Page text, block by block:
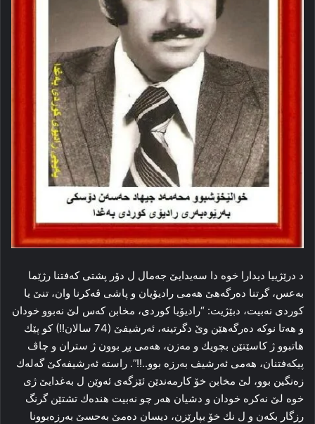
د درێژييا ديدارا خوە دا سه‌يدايێ جه‌مال ل دۆر پشتى كه‌فتنا رژێما
به‌عس، گرتنا ده‌رگه‌هێ هه‌مى راديۆيان و پاشى ڤه‌كرنا وان، تنێ يا
كوردى نه‌بيت، دبێژيت: “راديۆيا كوردى، مخابن كه‌س لێ نه‌بوو خودان
و هه‌تا نوكه‌ ده‌رگه‌هێن وێ دگرتينه‌، ئه‌رشيفێ (74 سالان!!) كو پێك
هاتبوو ژ كاسێتێن بچويك و مه‌ز‌ن، هه‌مى پڕ بوون ژ ستران و چاڤ
پيكه‌فتنان، هه‌مى ئه‌رشيف به‌رزه‌ بوو..!!”. راسته‌ ئه‌رشيفه‌كێ گه‌له‌ك
زه‌نگين بوو، لێ مخابن خۆ كارمه‌ندێن ئێزگه‌ى ئه‌وێن ل به‌غدایێ ژى
خوە لێ نه‌كره‌ خودان و دشيان هه‌ر چو نه‌بيت هنده‌ك تشتێن گرنگ
رزگار بكه‌ن و ل نك خۆ بپارێزن، ديسان ده‌مێ به‌حسێ به‌رزه‌بوونا